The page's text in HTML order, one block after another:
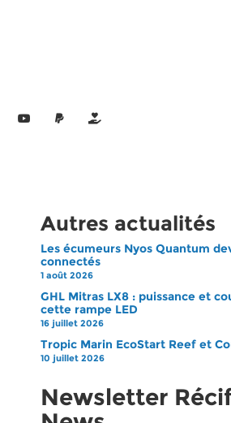
Autres actualités
Les écumeurs Nyos Quantum
connectés
1 août 2026
GHL Mitras LX8 : puissance et
cette rampe LED
16 juillet 2026
Tropic Marin EcoStart Reef et
10 juillet 2026
Newsletter